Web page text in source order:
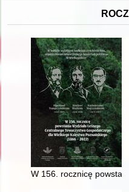
W 156. rocznicę